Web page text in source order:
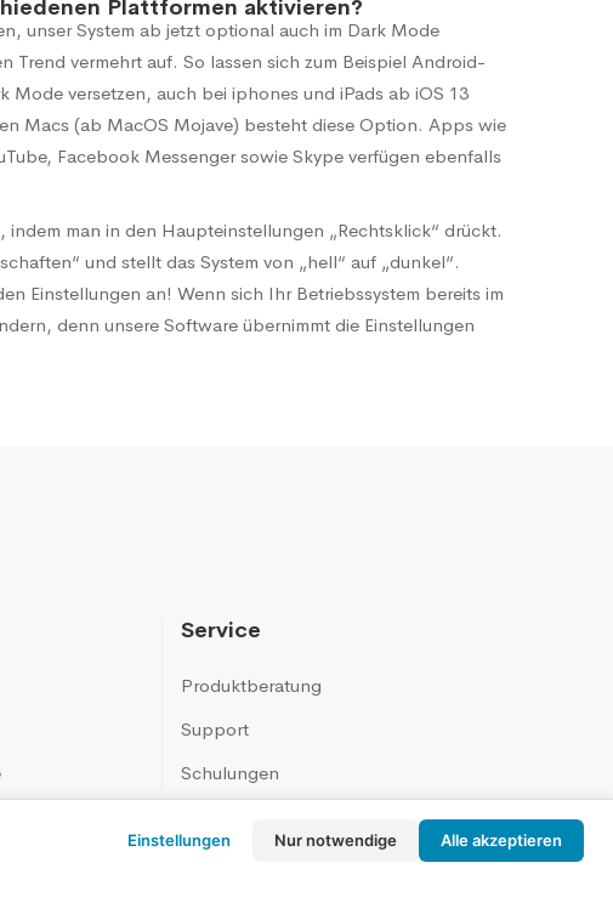
Plattformen aktivieren?
unser System ab jetzt optional auch im Dark Mode
Trend vermehrt auf. So lassen sich zum Beispiel Android-
Mode versetzen, auch bei iphones und iPads ab iOS 13
Macs (ab MacOS Mojave) besteht diese Option. Apps wie
Facebook Messenger sowie Skype verfügen ebenfalls
man in den Haupteinstellungen „Rechtsklick“ drückt.
und stellt das System von „hell“ auf „dunkel“.
Einstellungen an! Wenn sich Ihr Betriebssystem bereits im
denn unsere Software übernimmt die Einstellungen
Service
Produktberatung
Support
Schulungen
Einstellungen Nur notwendige Alle akzeptieren